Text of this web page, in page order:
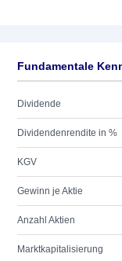
Dividende
Dividendenrendite in %
KGV
Gewinn je Aktie
Anzahl Aktien
Marktkapitalisierung